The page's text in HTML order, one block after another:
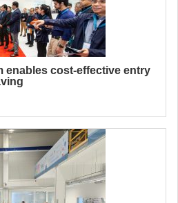
enables cost-effective entry